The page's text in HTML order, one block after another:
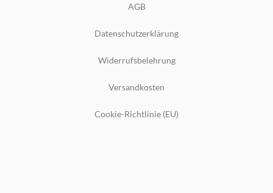
AGB
Datenschutzerklärung
Widerrufsbelehrung
Versandkosten
Cookie-Richtlinie (EU)